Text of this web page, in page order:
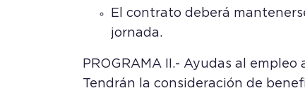
El contrato deberá
jornada.
PROGRAMA II.- Ayudas al empleo
Tendrán la consideración de